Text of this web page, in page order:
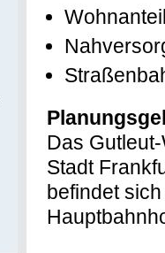
Das
Stadt
befindet